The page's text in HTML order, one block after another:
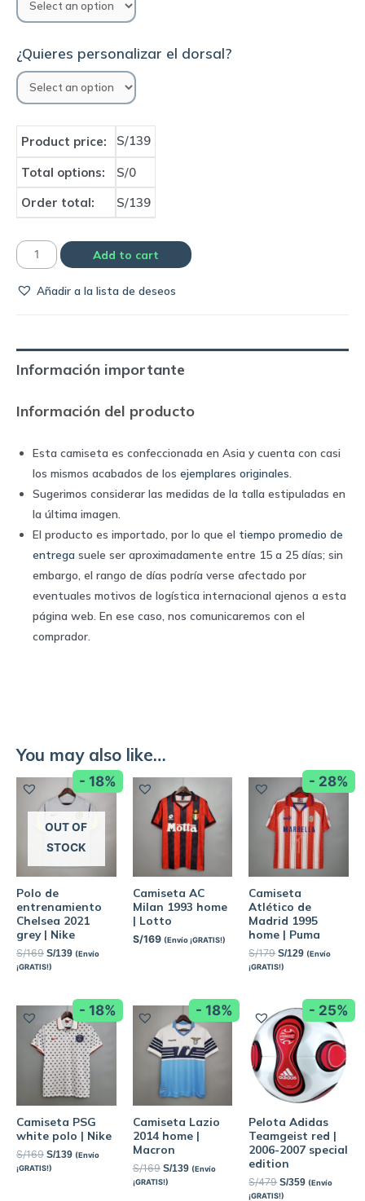
¿Quieres personalizar el dorsal?
Product price: S/139
Total options:
S/0
Order total:
S/139
Camiseta
2006
Adidas
quantity
Add to cart
Añadir a la lista de deseos
Información importante
Información del producto
Esta camiseta es confeccionada en Asia y cuenta con casi
los mismos acabados de los ejemplares originales.
Sugerimos considerar las medidas de la talla estipuladas en
la última imagen.
El producto es importado, por lo que el tiempo promedio de
entrega suele ser aproximadamente entre 15 a 25 días; sin
embargo, el rango de días podría verse afectado por
eventuales motivos de logística internacional ajenos a esta
página web. En ese caso, nos comunicaremos con el
comprador.
You may also like…
- 18%
OUT OF
STOCK
Polo de
entrenamiento
Chelsea 2021
grey | Nike
S/169 S/139 (Envío
¡GRATIS!)
Camiseta AC
Milan 1993 home
| Lotto
S/169 (Envío ¡GRATIS!)
- 28%
Camiseta
Atlético de
Madrid 1995
home | Puma
S/179 S/129 (Envío
¡GRATIS!)
- 18%
Camiseta PSG
white polo | Nike
S/169 S/139 (Envío
¡GRATIS!)
- 18%
Camiseta Lazio
2014 home |
Macron
S/169 S/139 (Envío
¡GRATIS!)
- 25%
Pelota Adidas
Teamgeist red |
2006-2007 special
edition
S/479 S/359 (Envío
¡GRATIS!)